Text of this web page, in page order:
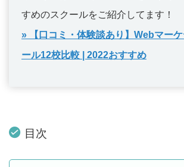
すめのスクールをご紹介してます！
» 【口コミ・体験談あり】Webマー
ール12校比較 | 2022おすすめ
目次